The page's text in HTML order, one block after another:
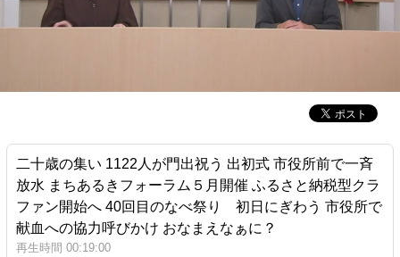
二十歳の集い 1122人が門出祝う 出初式 市役所前で一斉
放水 まちあるきフォーラム５月開催 ふるさと納税型クラ
ファン開始へ 40回目のなべ祭り 初日にぎわう 市役所で
献血への協力呼びかけ おなまえなぁに？
再生時間 00:19:00